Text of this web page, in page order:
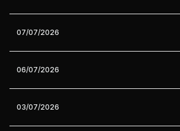
07/07/2026
06/07/2026
03/07/2026